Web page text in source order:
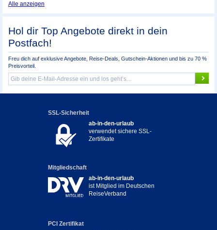
Alle anzeigen
Hol dir Top Angebote direkt in dein
Postfach!
Freu dich auf exklusive Angebote, Reise-Deals, Gutschein-Aktionen und bis zu 70 %
Preisvorteil.
SSL-Sicherheit
ab-in-den-urlaub
verwendet sichere SSL-
Zertifikate
Mitgliedschaft
ab-in-den-urlaub
ist Mitglied im Deutschen
ReiseVerband
PCI Zertifikat